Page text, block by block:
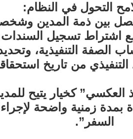
التحول في النظام:
بين ذمة المدين
اشتراط تسجيل السندات
من تاريخ
العكسي” كخيار يتيح
زمنية واضحة
السفر”.